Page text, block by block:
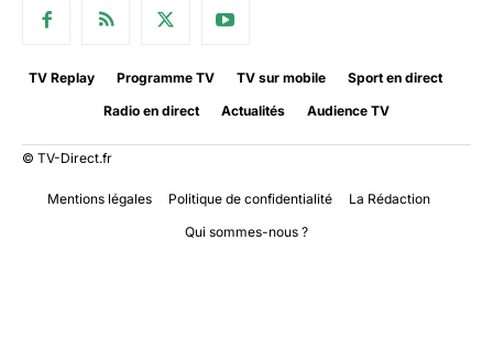
TV Replay Programme TV TV sur mobile
Sport en direct
Radio en direct
Actualités Audience TV
© TV-Direct.fr
Mentions légales Politique de confidentialité
La Rédaction
Qui sommes-nous ?